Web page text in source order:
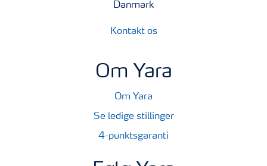
Danmark
Kontakt os
Om Yara
Om Yara
Se ledige stillinger
4-punktsgaranti